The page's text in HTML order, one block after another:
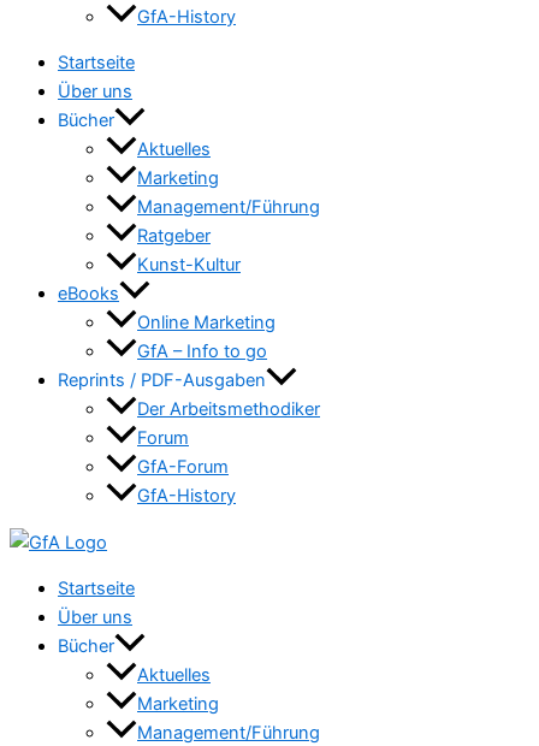
GfA-History
Startseite
Über uns
Bücher
Aktuelles
Marketing
Management/Führung
Ratgeber
Kunst-Kultur
eBooks
Online Marketing
GfA – Info to go
Reprints / PDF-Ausgaben
Der Arbeitsmethodiker
Forum
GfA-Forum
GfA-History
Startseite
Über uns
Bücher
Aktuelles
Marketing
Management/Führung